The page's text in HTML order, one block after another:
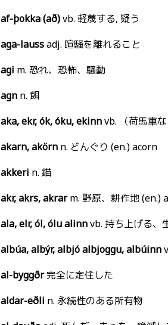
af-þokka (að)vb. 軽蔑する, 疑う
aga-laussadj. 喧騒を離れること
agi m. 恐れ、恐怖、騒動
agn n. 餌
aka, ekr, ók, óku, ekinnvb. （荷馬車
akarn, akörn n. どんぐり (en.) acorn
akkeri n. 錨
akr, akrs, akrarm. 野原、耕作地 (en.)
ala, elr, ól, ólu alinnvb. 持ち上げる、
albúa, albýr, albjó albjoggu, albúinn
al-byggðr完全に定住した
aldar-eðli n. 永続性のある所有物